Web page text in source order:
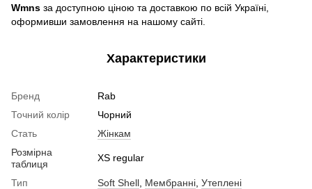
Wmns за доступною ціною та доставкою по всій Україні,
оформивши замовлення на нашому сайті.
Характеристики
Бренд
Rab
Точний колір
Чорний
Стать
Жінкам
Розмірна
таблиця
XS regular
Тип Soft Shell Мембранні Утеплені